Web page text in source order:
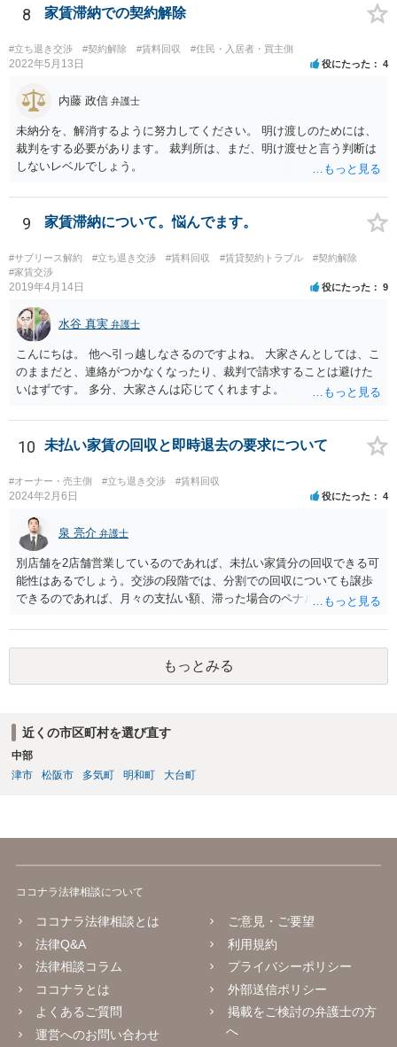
8 家賃滞納での契約解除
#立ち退き交渉 #契約解除 #賃料回収 #住民・入居者・買主側
2022年5月13日 役にたった 4
内藤 政信 弁護士
未納分を、解消するように努力してください。 明け渡しのためには、
裁判をする必要があります。 裁判所は、まだ、明け渡せと言う判断は
しないレベルでしょう。
9 家賃滞納について。悩んでます。
#サブリース解約 #立ち退き交渉 #賃料回収 #賃貸契約トラブル
#契約解除
#家賃交渉
2019年4月14日 役にたった 9
水谷 真実 弁護士
こんにちは。 他へ引っ越しなさるのですよね。 大家さんとしては、こ
のままだと、連絡がつかなくなったり、裁判で請求することは避けた
いはずです。 多分、大家さんは応じてくれますよ。
10 未払い家賃の回収と即時退去の要求について
#オーナー・売主側 #立ち退き交渉 #賃料回収
2024年2月6日 役にたった 4
泉 亮介 弁護士
別店舗を2店舗営業しているのであれば、未払い家賃分の回収できる可
能性はあるでしょう。交渉の段階では、分割での回収についても譲歩
できるのであれば、月々の支払い額、滞った場合のペナルティ等を定
で行い、相手方の対応次第では訴訟を検討するという形の方が、交渉
で解決した場合弁護士費用も安くなるためで良いかと思われます。
もっとみる
近くの市区町村を選び直す
中部
津市
松阪市 多気町 明和町 大台町
ココナラ法律相談について
ココナラ法律相談とは
法律Q&A
法律相談コラム
ココナラとは
よくあるご質問
運営へのお問い合わせ
ご意見・ご要望
利用規約
プライバシーポリシー
外部送信ポリシー
掲載をご検討の弁護士の方
へ